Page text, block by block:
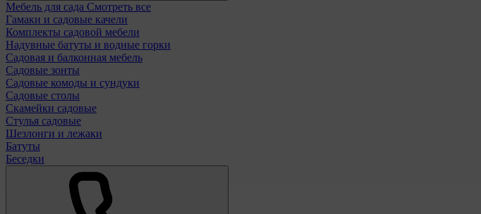
Мебель для сада Смотреть все
Гамаки и садовые качели
Комплекты садовой мебели
Надувные батуты и водные горки
Садовая и балконная мебель
Садовые зонты
Садовые комоды и сундуки
Садовые столы
Скамейки садовые
Стулья садовые
Шезлонги и лежаки
Батуты
Беседки